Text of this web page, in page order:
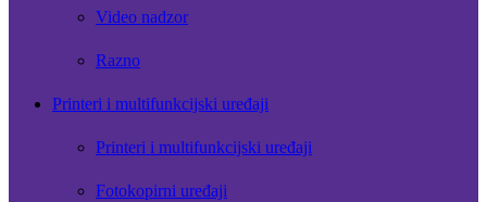
Video nadzor
Razno
Printeri i multifunkcijski uređaji
Printeri i multifunkcijski uređaji
Fotokopirni uređaji